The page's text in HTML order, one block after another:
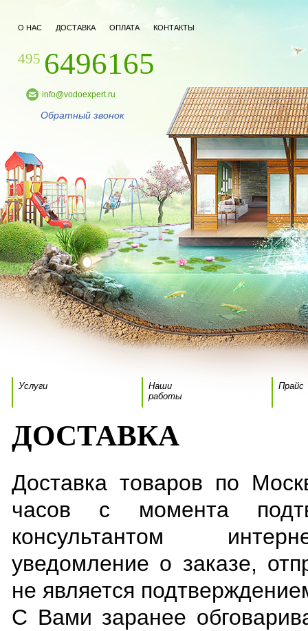
О НАС ДОСТАВКА ОПЛАТА КОНТАКТЫ
495 6496165
info@vodoexpert.ru
Обратный звонок
Услуги
Наши
работы
Прайс
ДОСТАВКА
Доставка товаров по
часов с момента
консультантом
уведомление о заказе,
не является
С Вами заранее